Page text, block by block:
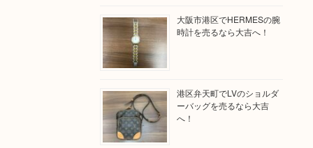
大阪市港区でHERMESの腕
時計を売るなら大吉へ！
港区弁天町でLVのショルダ
ーバッグを売るなら大吉
へ！